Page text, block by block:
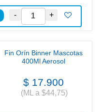
Fin Orín Binner Mascotas
400Ml Aerosol
$ 17.900
(ML a $44,75)